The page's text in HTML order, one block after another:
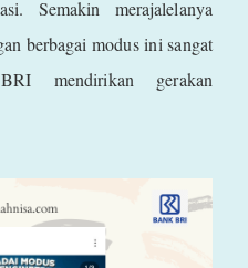
Semakin merajalelanya
berbagai modus ini sangat
mendirikan gerakan